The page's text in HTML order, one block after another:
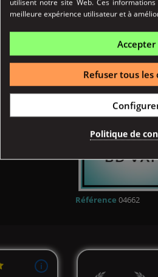
Détail produits
Référence 04662
utilisent notre site Web. Ces
meilleure expérience utilisateur et à
Accepter
Refuser tous les
Politique de